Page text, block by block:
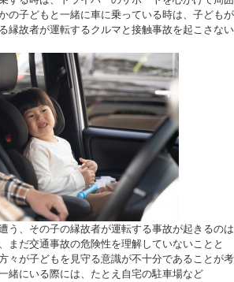
の子どもと一緒に車に乗っている時は、子ども
縁故者が運転するクルマと接触事故を起こさな
う、その子の縁故者が運転する事故が起きるの
まだ交通事故の危険性を理解していないことと
々が子どもを見守る意識が不十分であることが
緒にいる際には、たとえ自宅の駐車場など